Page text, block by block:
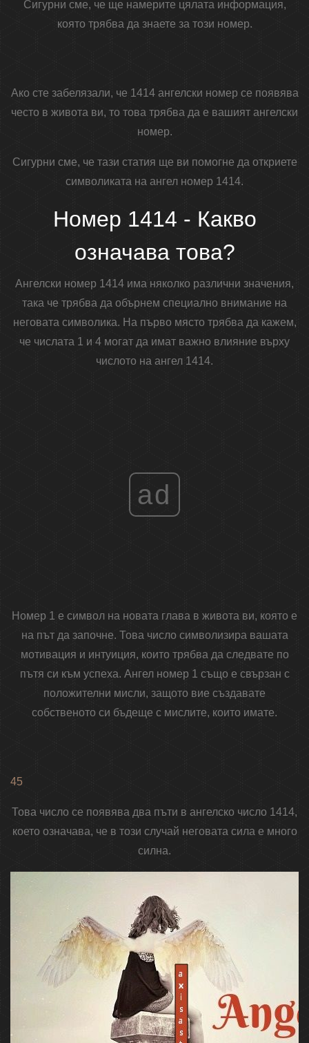
Сигурни сме, че ще намерите цялата информация,
която трябва да знаете за този номер.
Ако сте забелязали, че 1414 ангелски номер се появява
често в живота ви, то това трябва да е вашият ангелски
номер.
Сигурни сме, че тази статия ще ви помогне да откриете
символиката на ангел номер 1414.
Номер 1414 - Какво
означава това?
Ангелски номер 1414 има няколко различни значения,
така че трябва да обърнем специално внимание на
неговата символика. На първо място трябва да кажем,
че числата 1 и 4 могат да имат важно влияние върху
числото на ангел 1414.
ad
Номер 1 е символ на новата глава в живота ви, която е
на път да започне. Това число символизира вашата
мотивация и интуиция, които трябва да следвате по
пътя си към успеха. Ангел номер 1 също е свързан с
положителни мисли, защото вие създавате
собственото си бъдеще с мислите, които имате.
45
Това число се появява два пъти в ангелско число 1414,
което означава, че в този случай неговата сила е много
силна.